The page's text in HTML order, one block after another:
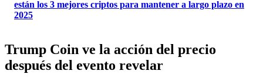
están los 3 mejores criptos para mantener a largo plazo en
2025
Trump Coin ve la acción del precio
después del evento revelar